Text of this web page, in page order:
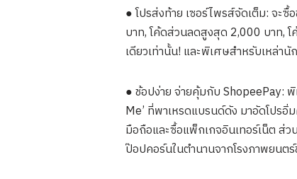
● โปรส่งท้าย เซอร์ไพรส์จัดเต็ม: จะ
บาท, โค้ดส่วนลดสูงสุด 2,000 บาท,
เดียวเท่านั้น! และพิเศษสำหรับเหล่
● ช้อปง่าย จ่ายคุ้มกับ ShopeePay:
Me’ ที่พาเหรดแบรนด์ดัง มาอัดโปรอิ่
มือถือและซื้อแพ็กเกจอินเทอร์เน็ต ส่
ป๊อปคอร์นในตำนานจากโรงภาพยนต